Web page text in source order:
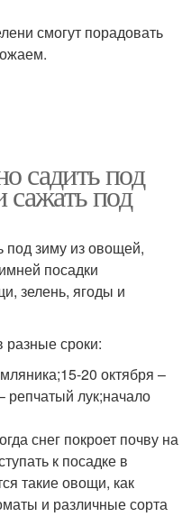
смогут порадовать
садить под
под
под зиму из овощей,
посадки
зелень, ягоды и
сроки:
20 октября –
репчатый лук;начало
снег покроет почву на
к посадке в
такие овощи, как
и различные сорта